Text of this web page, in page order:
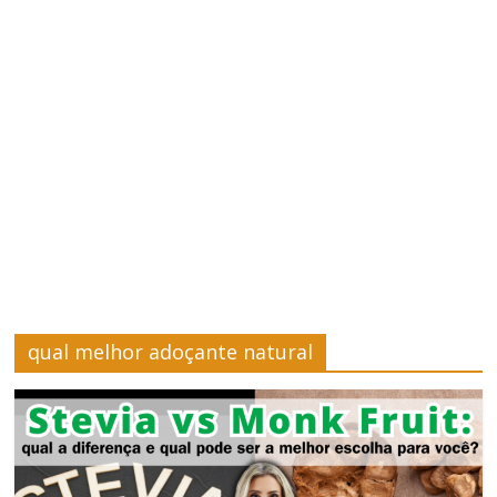
sobre
Cursos,
Finanças
Saúde
e
qual melhor adoçante natural